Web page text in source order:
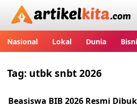
Nasional Lokal Dunia
Tag: utbk snbt 2026
Beasiswa BIB 2026 Resmi